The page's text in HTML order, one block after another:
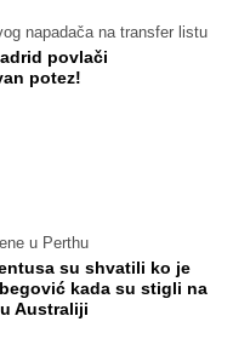
napadača na transfer listu
povlači
potez!
u Perthu
su shvatili ko je
kada su stigli na
Australiji